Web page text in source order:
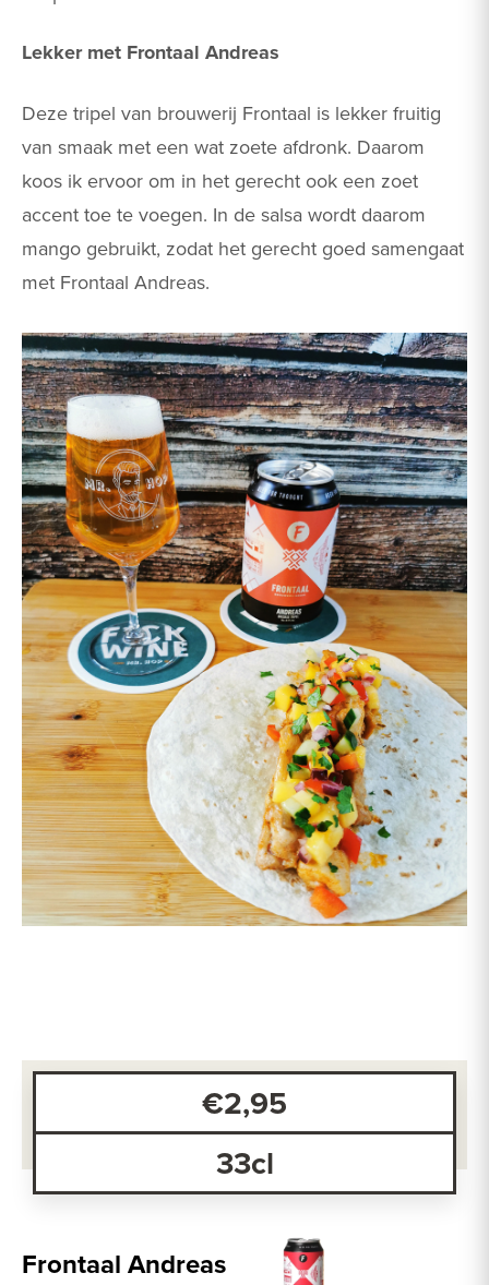
Lekker met Frontaal Andreas
Deze tripel van brouwerij Frontaal is lekker fruitig
van smaak met een wat zoete afdronk. Daarom
koos ik ervoor om in het gerecht ook een zoet
accent toe te voegen. In de salsa wordt daarom
mango gebruikt, zodat het gerecht goed samengaat
met Frontaal Andreas.
Frontaal Andreas
€2,95
33cl